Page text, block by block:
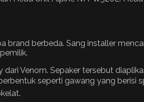
berbeda. Sang installer
Venom. Sepaker tersebut
seperti gawang yang berisi